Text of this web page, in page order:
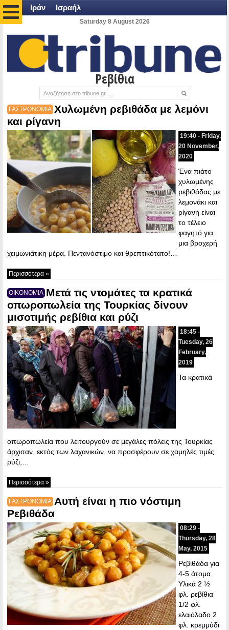
Ιράν Ισραήλ
Saturday 8 August 2026
Ρεβίθια
ΓΑΣΤΡΟΝΟΜΙΑ Χυλωμένη ρεβιθάδα με λεμόνι
και ρίγανη
19:40 - Friday,
20 November,
2020
Ένα πιάτο
χυλωμένης
ρεβιθάδας με
λεμονάκι και
ρίγανη είναι
το τέλειο
φαγητό για
μια βροχερή
χειμωνιάτικη μέρα. Πεντανόστιμο και θρεπτικότατο!…
Περισσότερα »
ΟΙΚΟΝΟΜΙΑ Μετά τις ντομάτες τα κρατικά
οπωροπωλεία της Τουρκίας δίνουν
μισοτιμής ρεβίθια και ρύζι
18:45 -
Tuesday, 26
February,
2019
Τα κρατικά
οπωροπωλεία που λειτουργούν σε μεγάλες πόλεις της Τουρκίας
άρχισαν, εκτός των λαχανικών, να προσφέρουν σε χαμηλές τιμές
ρύζι,…
Περισσότερα »
ΓΑΣΤΡΟΝΟΜΙΑ Αυτή είναι η πιο νόστιμη
Ρεβιθάδα
08:29 -
Thursday, 28
May, 2015
Ρεβιθάδα για
4-5 άτομα
Υλικά 2 ½
φλ. ρεβίθια
1/2 φλ.
ελαιόλαδο 2
φλ. κρεμμύδι